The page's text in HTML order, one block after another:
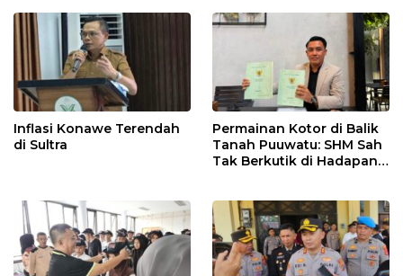
Inflasi Konawe Terendah
di Sultra
Permainan Kotor di Balik
Tanah Puuwatu: SHM Sah
Tak Berkutik di Hadapan